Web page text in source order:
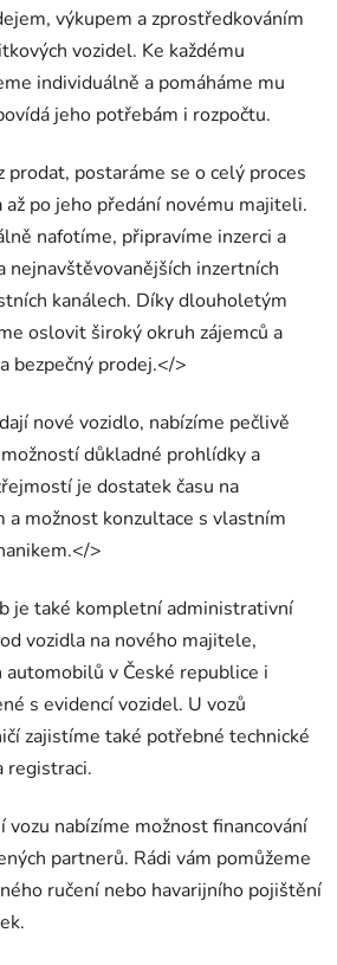
výkupem a zprostředkováním
vozidel. Ke každému
individuálně a pomáháme mu
jeho potřebám i rozpočtu.
prodat, postaráme se o celý proces
po jeho předání novému majiteli.
nafotíme, připravíme inzerci a
nejnavštěvovanějších inzertních
kanálech. Díky dlouholetým
oslovit široký okruh zájemců a
bezpečný prodej.</>
nové vozidlo, nabízíme pečlivě
důkladné prohlídky a
je dostatek času na
a možnost konzultace s vlastním
>
je také kompletní administrativní
vozidla na nového majitele,
automobilů v České republice i
s evidencí vozidel. U vozů
zajistíme také potřebné technické
registraci.
vozu nabízíme možnost financování
partnerů. Rádi vám pomůžeme
ručení nebo havarijního pojištění